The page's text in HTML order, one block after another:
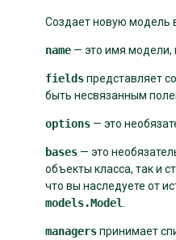
Создает новую модель
name — это имя модели,
fieldsпредставляет
быть несвязанным
options — это
bases — это
объекты класса, так и
что вы наследуете от
models.Model
managersпринимает